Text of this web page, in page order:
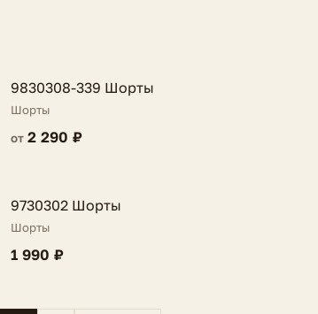
FV
9830308-339 Шорты
Шорты
от 2 290 ₽
FV
9730302 Шорты
Шорты
1 990 ₽